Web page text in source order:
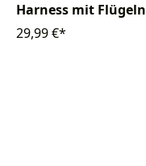
Harness mit Flügeln
29,99 €*